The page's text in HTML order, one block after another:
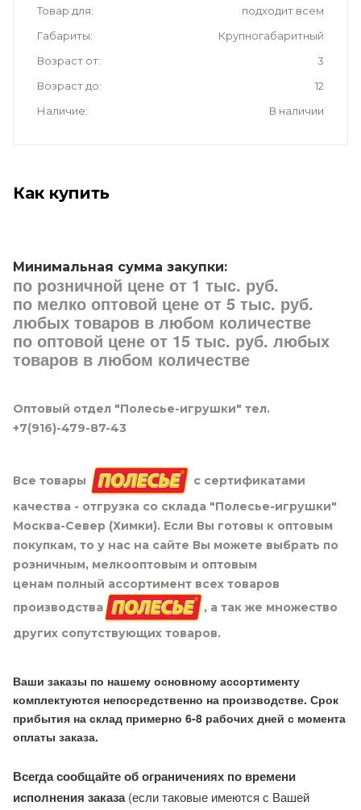
Товар для
подходит всем
Габариты
Крупногабаритный
Возраст от
3
Возраст до
12
Наличие
В наличии
Как купить
Минимальная сумма закупки:
по розничной цене от 1 тыс. руб.
по мелко оптовой цене от 5 тыс. руб.
любых товаров в любом количестве
по оптовой цене от 15 тыс. руб. любых
товаров в любом количестве
Оптовый отдел "Полесье-игрушки" тел.
+7(916)-479-87-43
Все товары
с сертификатами
качества - отгрузка со склада "Полесье-игрушки"
Москва-Север (Химки). Если Вы готовы к оптовым
покупкам, то у нас на сайте Вы можете выбрать по
розничным, мелкооптовым и оптовым
ценам полный ассортимент всех товаров
производства
, а так же множество
других сопутствующих товаров.
Ваши заказы по нашему основному ассортименту
комплектуются непосредственно на производстве. Срок
прибытия на склад примерно 6-8 рабочих дней с момента
оплаты заказа.
Всегда сообщайте об ограничениях по времени
исполнения заказа(если таковые имеются с Вашей